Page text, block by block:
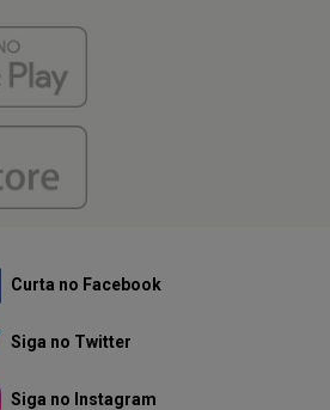
Curta no Facebook
Siga no Twitter
Siga no Instagram